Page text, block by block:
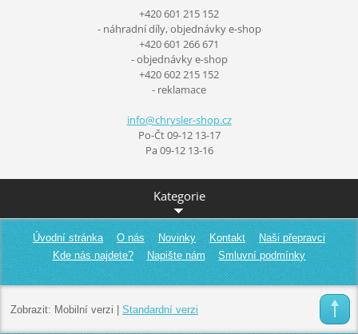
+420 601 215 152
- náhradní díly, objednávky e-shop
+420 601 266 671
- objednávky e-shop
+420 602 215 152
- reklamace
info@chrysler-shop.cz
Po-Čt 09-12 13-17
Pa 09-12 13-16
Kategorie
Úvodní stránka O nás Novinky Kontakt
Naši přepravci
Kde nás najdete?
Napište nám Smluvní podmínky
Zobrazit: Mobilní verzi Standardní verzi